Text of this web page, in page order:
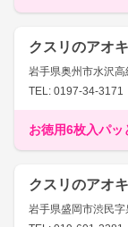
クスリのアオ
岩手県奥州市水沢高
TEL: 0197-34-3171
お徳用6枚入パ
クスリのアオ
岩手県盛岡市渋民字